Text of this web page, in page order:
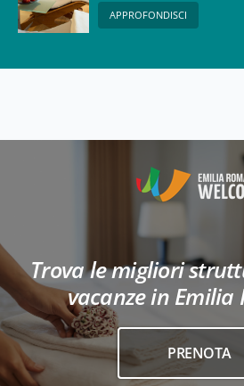
APPROFONDISCI
Trova le migliori
vacanze in Emilia
PRENOTA